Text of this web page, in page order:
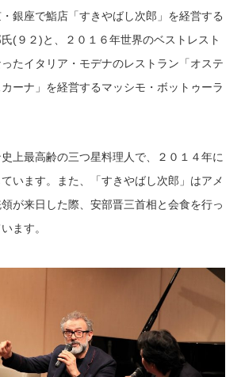
銀座で鮨店「すきやばし次郎」を経営する
(９２)と、２０１６年世界のベストレスト
たイタリア・モデナのレストラン「オステ
ーナ」を経営するマッシモ・ボットゥーラ
上最高齢の三つ星料理人で、２０１４年に
います。また、「すきやばし次郎」はアメ
が来日した際、安部晋三首相と会食を行っ
ます。